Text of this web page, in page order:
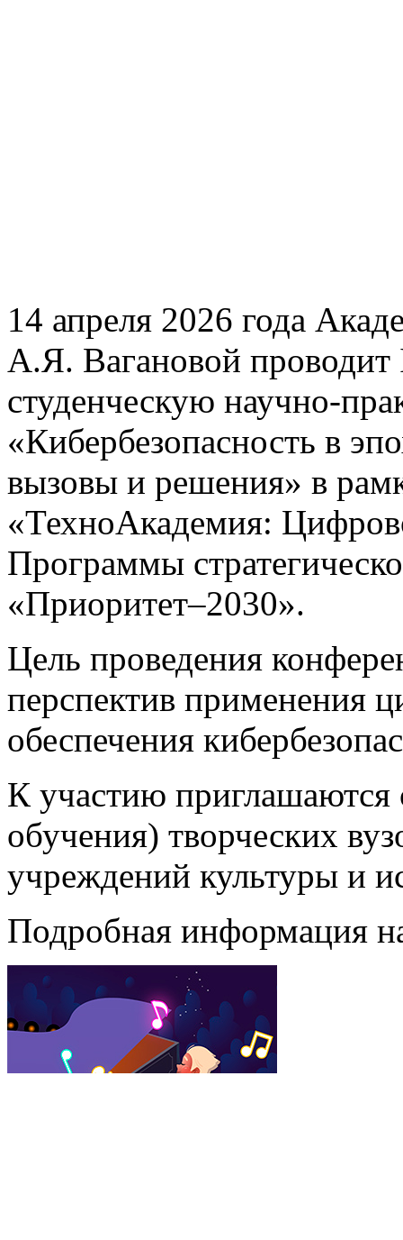
14 апреля 2026 года
А.Я. Вагановой
студенческую научно-
«Кибербезопасность в
вызовы и решения» в
«ТехноАкадемия:
Программы
«Приоритет–2030».
Цель проведения
перспектив применения
обеспечения
К участию приглашаются
обучения) творческих
учреждений культуры и
Подробная информация